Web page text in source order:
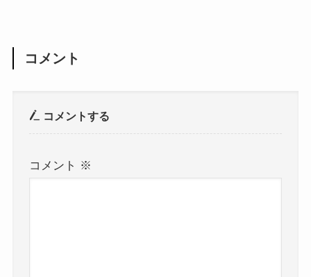
コメント
コメントする
コメント ※